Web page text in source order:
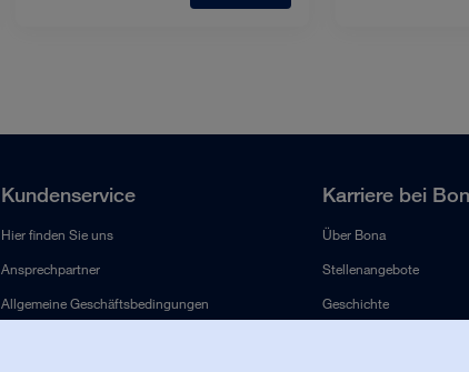
Kundenservice
Hier finden Sie uns
Ansprechpartner
Allgemeine Geschäftsbedingungen
Karriere bei
Über Bona
Stellenangebote
Geschichte